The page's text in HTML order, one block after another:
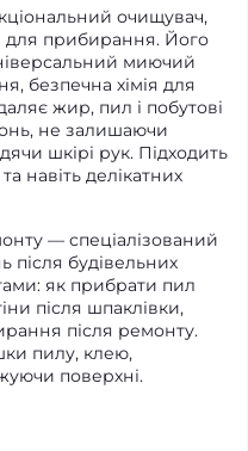
очищувач,
для прибирання. Його
миючий
безпечна хімія для
жир, пил і побутові
не залишаючи
шкірі рук. Підходить
навіть делікатних
— спеціалізований
після будівельних
як прибрати пил
після шпаклівки,
після ремонту.
пилу, клею,
поверхні.